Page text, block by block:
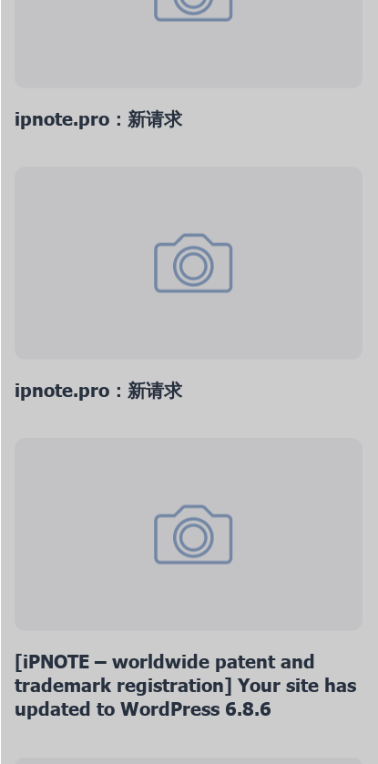
ipnote.pro：新请求
ipnote.pro：新请求
[iPNOTE – worldwide patent and
trademark registration] Your site has
updated to WordPress 6.8.6